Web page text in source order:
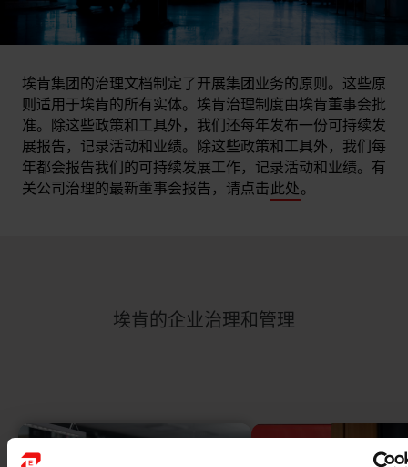
埃肯集团的治理文档制定了开展集团业务的原则。这些原
则适用于埃肯的所有实体。埃肯治理制度由埃肯董事会批
准。除这些政策和工具外，我们还每年发布一份可持续发
展报告，记录活动和业绩。除这些政策和工具外，我们每
年都会报告我们的可持续发展工作，记录活动和业绩。有
关公司治理的最新董事会报告，请点击此处。
埃肯的企业治理和管理